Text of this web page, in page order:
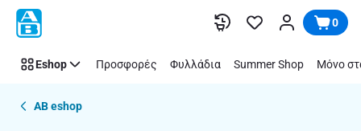
Παράλειψη 0
Eshop Προσφορές Φυλλάδια Summer Shop Μόνο
AB eshop